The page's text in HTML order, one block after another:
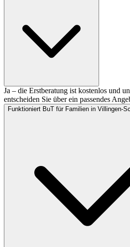
Ja – die Erstberatung ist kostenlos und
entscheiden Sie über ein passendes
Funktioniert BuT für Familien in Villingen-